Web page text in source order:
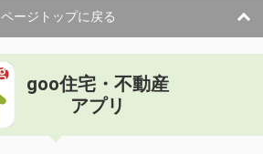
ページトップに戻る
goo住宅・不動産
アプリ